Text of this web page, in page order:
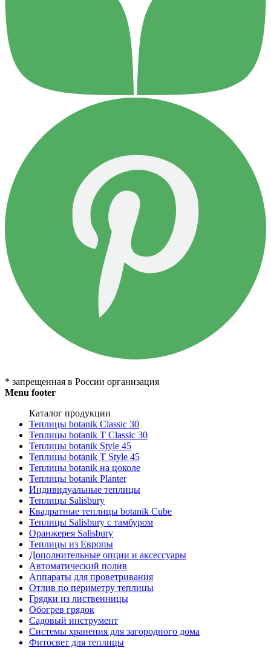
* запрещенная в России организация
Menu footer
Каталог продукции
Теплицы botanik Classic 30
Теплицы botanik T Classic 30
Теплицы botanik Style 45
Теплицы botanik Т Style 45
Теплицы botanik на цоколе
Теплицы botanik Planter
Индивидуальные теплицы
Теплицы Salisbury
Квадратные теплицы botanik Cube
Теплицы Salisbury с тамбуром
Оранжерея Salisbury
Теплицы из Европы
Дополнительные опции и аксессуары
Автоматический полив
Аппараты для проветривания
Отлив по периметру теплицы
Грядки из лиственницы
Обогрев грядок
Садовый инструмент
Системы хранения для загородного дома
Фитосвет для теплицы